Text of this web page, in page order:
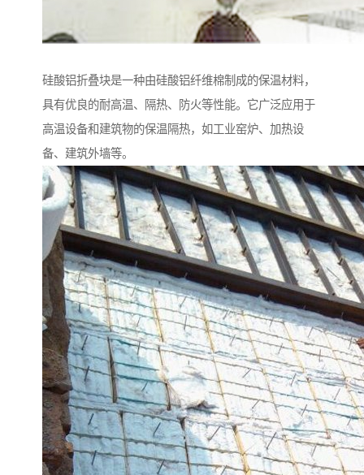
硅酸铝折叠块是一种由硅酸铝纤维棉制成的保温材料，
具有优良的耐高温、隔热、防火等性能。它广泛应用于
高温设备和建筑物的保温隔热，如工业窑炉、加热设
备、建筑外墙等。